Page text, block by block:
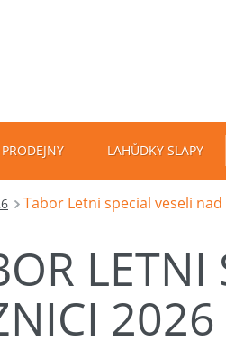
PRODEJNY LAHŮDKY SLAPY
Tabor Letni special veseli
LETNI
2026